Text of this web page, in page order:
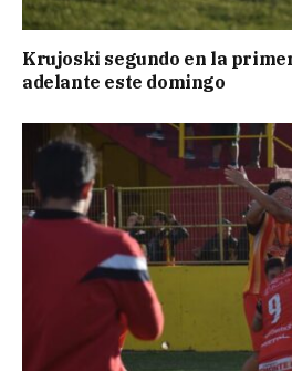
Krujoski segundo en la
adelante este domingo